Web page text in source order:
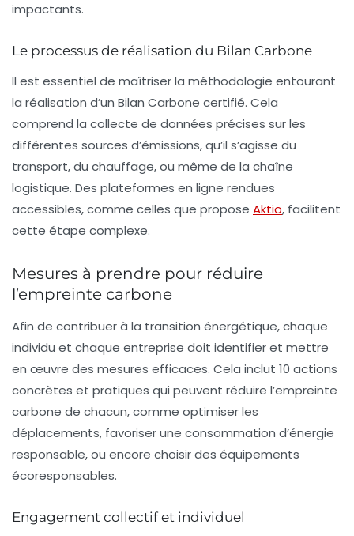
impactants.
Le processus de réalisation du Bilan Carbone
Il est essentiel de maîtriser la méthodologie entourant
la réalisation d’un Bilan Carbone certifié. Cela
comprend la collecte de données précises sur les
différentes sources d’émissions, qu’il s’agisse du
transport, du chauffage, ou même de la chaîne
logistique. Des plateformes en ligne rendues
accessibles, comme celles que propose Aktio, facilitent
cette étape complexe.
Mesures à prendre pour réduire
l’empreinte carbone
Afin de contribuer à la transition énergétique, chaque
individu et chaque entreprise doit identifier et mettre
en œuvre des mesures efficaces. Cela inclut 10 actions
concrètes et pratiques qui peuvent réduire l’empreinte
carbone de chacun, comme optimiser les
déplacements, favoriser une consommation d’énergie
responsable, ou encore choisir des équipements
écoresponsables.
Engagement collectif et individuel